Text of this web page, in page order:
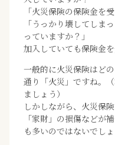
「火災保険の保険金を
「うっかり壊してしま
っていますか？」
加入していても保険金
一般的に火災保険はど
通り「火災」ですね。
ましょう）
しかしながら、火災保
「家財」の損傷などが
も多いのではないでし